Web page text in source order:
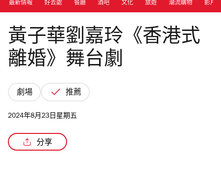
最新情報 好去處 餐廳 酒吧 文化 旅遊 潮流購物 影片
Photograph: Courtesy HSBC Life
黃子華劉嘉玲《香港式
離婚》舞台劇
劇場 推薦
2024年8月23日星期五
分享